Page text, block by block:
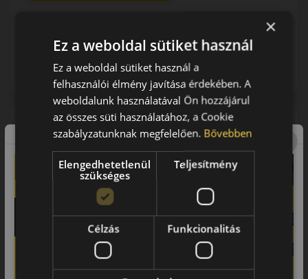
23 490 Ft/db
Kuponkód másolása
db
(5) 1 értékelés
NÉGYÉVSZAKOS GUMI
Quartaris 5
185/60R14 (82) T
×
Ez a weboldal sütiket használ
Ez a weboldal sütiket használ a
felhasználói élmény javítása érdekében. A
weboldalunk használatával Ön hozzájárul
az összes süti használatához, a Cookie
szabályzatunknak megfelelően. Bővebben
Elengedhetetlenül
szükséges
Teljesítmény
Célzás Funkcionalitás